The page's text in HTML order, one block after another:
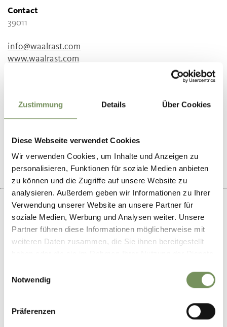
Zustimmung Details Über Cookies
Diese Webseite verwendet Cookies
Wir verwenden Cookies, um Inhalte und Anzeigen zu
personalisieren, Funktionen für soziale Medien anbieten
zu können und die Zugriffe auf unsere Website zu
analysieren. Außerdem geben wir Informationen zu Ihrer
Verwendung unserer Website an unsere Partner für
soziale Medien, Werbung und Analysen weiter. Unsere
Partner führen diese Informationen möglicherweise mit
weiteren Daten zusammen, die Sie ihnen bereitgestellt
Notwendig
Präferenzen
Contact
39011
info@waalrast.com
www.waalrast.com
WAS DE INHOUD NUTTIG VOOR U?
+